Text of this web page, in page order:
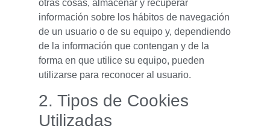
otras cosas, almacenar y recuperar
información sobre los hábitos de navegación
de un usuario o de su equipo y, dependiendo
de la información que contengan y de la
forma en que utilice su equipo, pueden
utilizarse para reconocer al usuario.
2. Tipos de Cookies
Utilizadas